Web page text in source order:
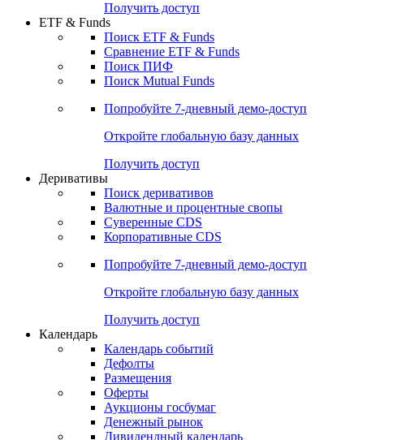
Получить доступ
ETF & Funds
Поиск ETF & Funds
Сравнение ETF & Funds
Поиск ПИФ
Поиск Mutual Funds
Попробуйте 7-дневный демо-доступ
Откройте глобальную базу данных
Получить доступ
Деривативы
Поиск деривативов
Валютные и процентные свопы
Суверенные CDS
Корпоративные CDS
Попробуйте 7-дневный демо-доступ
Откройте глобальную базу данных
Получить доступ
Календарь
Календарь событий
Дефолты
Размещения
Оферты
Аукционы госбумаг
Денежный рынок
Дивидендный календарь